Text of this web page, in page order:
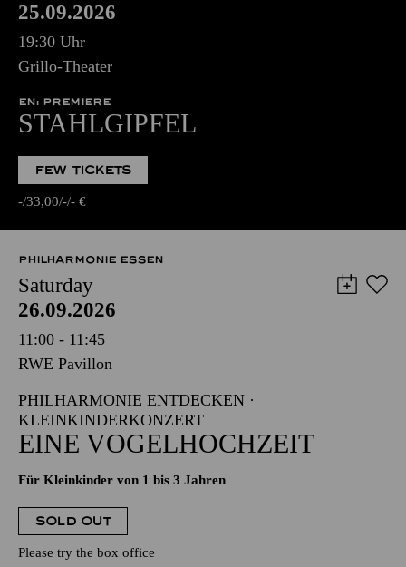
25.09.2026
19:30 Uhr
Grillo-Theater
EN: PREMIERE
STAHLGIPFEL
FEW TICKETS
- 33,00 - - €
PHILHARMONIE ESSEN
Saturday
26.09.2026
11:00 - 11:45
RWE Pavillon
PHILHARMONIE ENTDECKEN ·
KLEINKINDERKONZERT
EINE VOGELHOCHZEIT
Für Kleinkinder von 1 bis 3 Jahren
SOLD OUT
Please try the box office